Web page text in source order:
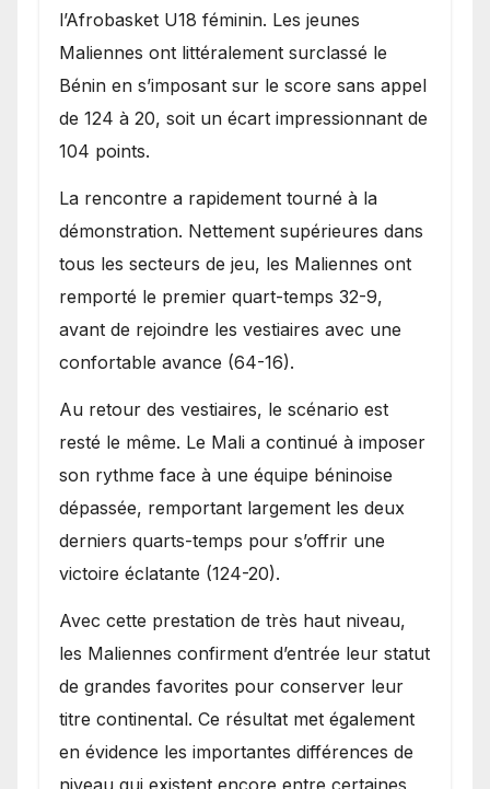
l’Afrobasket U18 féminin. Les jeunes
Maliennes ont littéralement surclassé le
Bénin en s’imposant sur le score sans appel
de 124 à 20, soit un écart impressionnant de
104 points.
La rencontre a rapidement tourné à la
démonstration. Nettement supérieures dans
tous les secteurs de jeu, les Maliennes ont
remporté le premier quart-temps 32-9,
avant de rejoindre les vestiaires avec une
confortable avance (64-16).
Au retour des vestiaires, le scénario est
resté le même. Le Mali a continué à imposer
son rythme face à une équipe béninoise
dépassée, remportant largement les deux
derniers quarts-temps pour s’offrir une
victoire éclatante (124-20).
Avec cette prestation de très haut niveau,
les Maliennes confirment d’entrée leur statut
de grandes favorites pour conserver leur
titre continental. Ce résultat met également
en évidence les importantes différences de
niveau qui existent encore entre certaines